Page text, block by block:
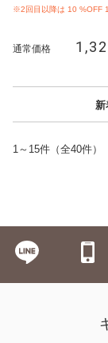
※2回目以降は 10 %OFF
通常価格
新
1～15件（全40件）